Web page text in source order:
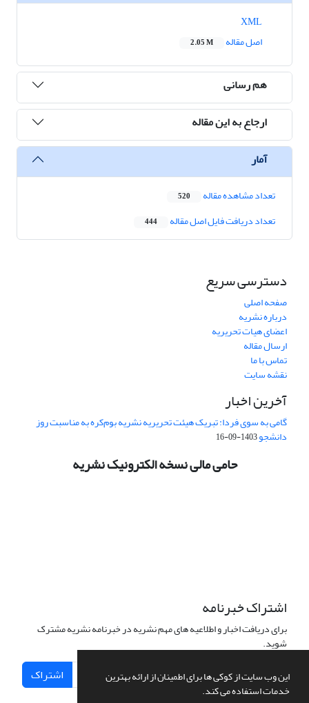
این وب سایت از کوکی ها برای اطمینان از ارائه بهترین
خدمات استفاده می کند.
اصل مقاله
2.05 M
هم رسانی
ارجاع به این مقاله
آمار
تعداد مشاهده مقاله 520
تعداد دریافت فایل اصل مقاله 444
دسترسی سریع
صفحه اصلی
درباره نشریه
اعضای هیات تحریریه
ارسال مقاله
تماس با ما
نقشه سایت
آخرین اخبار
گامی به سوی فردا: تبریک هیئت تحریریه نشریه بوم‌کره به مناسبت روز
دانشجو1403-09-16
حامی مالی نسخه الکترونیک نشریه
اشتراک خبرنامه
برای دریافت اخبار و اطلاعیه های مهم نشریه در خبرنامه نشریه مشترک
شوید.
اشتراک